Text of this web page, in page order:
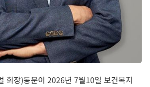
회장)동문이 2026년 7월10일 보건복지